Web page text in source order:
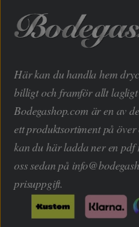
Här kan du handla hem
billigt och framför allt
Bodegashop.com är en av
ett produktsortiment på
kan du här ladda ner en
oss sedan på
prisuppgift.